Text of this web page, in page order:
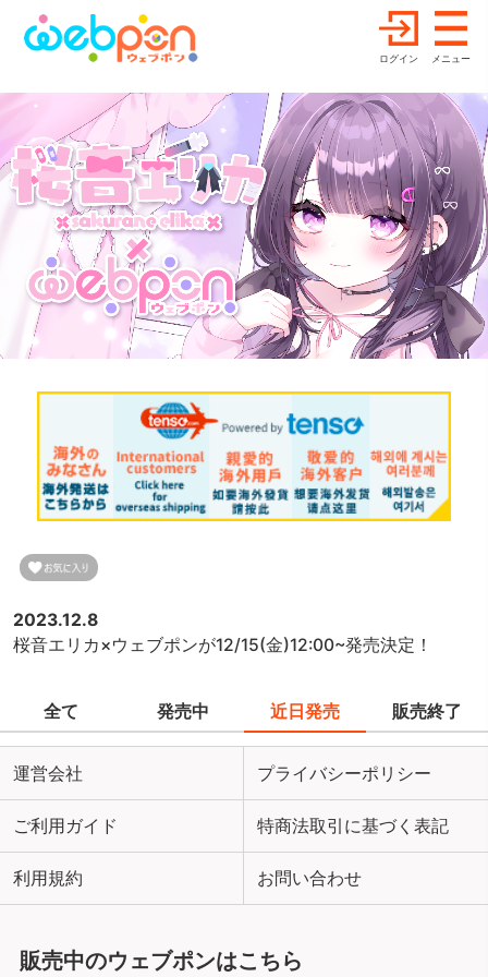
ログイン メニュー
2023.12.8
桜音エリカ×ウェブポンが12/15(金)12:00~発売決定！
全て 発売中 近日発売 販売終了
運営会社 プライバシーポリシー
ご利用ガイド 特商法取引に基づく表記
利用規約 お問い合わせ
販売中のウェブポンはこちら